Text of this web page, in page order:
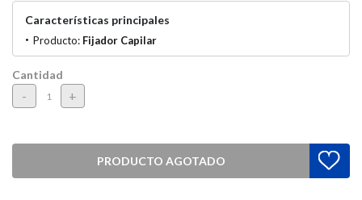
Características principales
Producto: Fijador Capilar
Cantidad
- +
PRODUCTO AGOTADO